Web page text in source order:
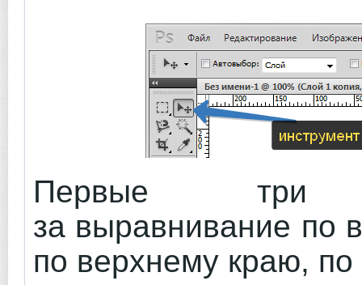
Первые три
за выравнивание по
по верхнему краю,